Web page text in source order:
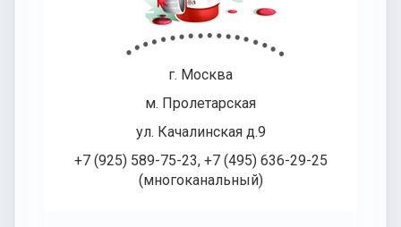
г. Москва
м. Пролетарская
ул. Качалинская д.9
+7 (925) 589-75-23, +7 (495) 636-29-25
(многоканальный)